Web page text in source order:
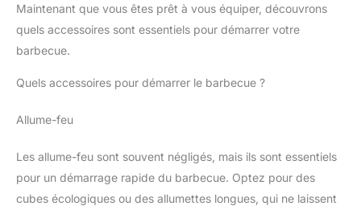
Maintenant que vous êtes prêt à vous équiper, découvrons
quels accessoires sont essentiels pour démarrer votre
barbecue.
Quels accessoires pour démarrer le barbecue ?
Allume-feu
Les allume-feu sont souvent négligés, mais ils sont essentiels
pour un démarrage rapide du barbecue. Optez pour des
cubes écologiques ou des allumettes longues, qui ne laissent